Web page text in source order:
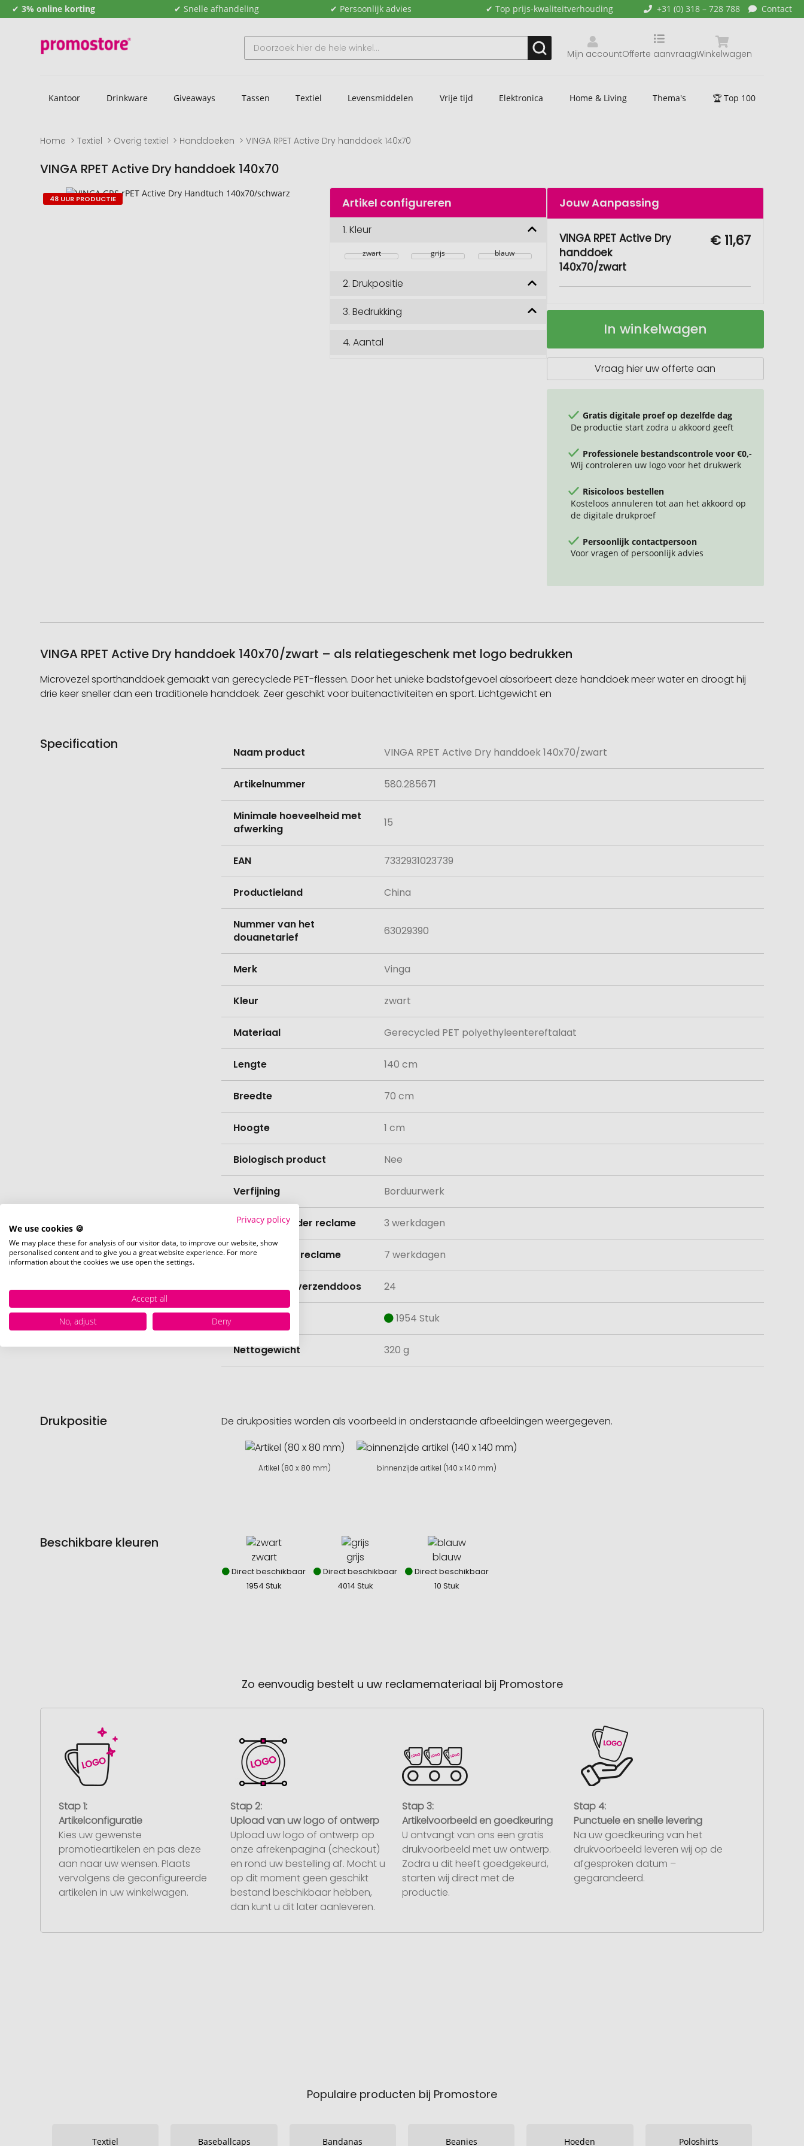
✔ 3% online korting ✔ Snelle afhandeling ✔ Persoonlijk advies ✔ Top prijs-kwaliteitverhouding +31 (0) 318 – 728 788 Contact
Mijn account Winkelwagen
Offerte aanvraag
Kantoor Drinkware Giveaways Tassen Textiel Levensmiddelen Vrije tijd Elektronica Home & Living Thema's 🏆 Top 100
Home Textiel Overig textiel Handdoeken VINGA RPET Active Dry handdoek 140x70
VINGA RPET Active Dry handdoek 140x70
Naar
het
Naar
het
48 UUR PRODUCTIE Artikel configureren
1.Kleur
zwart grijs blauw
2.Drukpositie
3.Bedrukking
4.Aantal
Jouw Aanpassing
VINGA RPET Active Dry
handdoek
140x70/zwart
€ 11,67
VINGA
Dry
Op
In winkelwagen
Vraag hier uw offerte aan
Gratis digitale proef op dezelfde dag
De productie start zodra u akkoord geeft
Professionele bestandscontrole voor €0,-
Wij controleren uw logo voor het drukwerk
Risicoloos bestellen
Kosteloos annuleren tot aan het akkoord op
de digitale drukproef
Persoonlijk contactpersoon
Voor vragen of persoonlijk advies
VINGA RPET Active Dry handdoek 140x70/zwart – als relatiegeschenk met logo bedrukken
Microvezel sporthanddoek gemaakt van gerecyclede PET-flessen. Door het unieke badstofgevoel absorbeert deze handdoek meer water en droogt hij
drie keer sneller dan een traditionele handdoek. Zeer geschikt voor buitenactiviteiten en sport. Lichtgewicht en
Specification
informatie
Naam product VINGA RPET Active Dry handdoek 140x70/zwart
Artikelnummer 580.285671
Minimale hoeveelheid met
afwerking
15
EAN 7332931023739
Productieland China
Nummer van het
douanetarief
63029390
Merk Vinga
Kleur zwart
Materiaal Gerecycled PET polyethyleentereftalaat
Lengte 140 cm
Breedte 70 cm
Hoogte 1 cm
Biologisch product Nee
Verfijning Borduurwerk
Levertijd zonder reclame 3 werkdagen
Levertijd met reclame 7 werkdagen
Hoeveelheid verzenddoos 24
1954 Stuk
Nettogewicht 320 g
Drukpositie De drukposities worden als voorbeeld in onderstaande afbeeldingen weergegeven.
Artikel (80 x 80 mm) binnenzijde artikel (140 x 140 mm)
Beschikbare kleuren
zwart
Direct beschikbaar
1954 Stuk
grijs
Direct beschikbaar
4014 Stuk
blauw
Direct beschikbaar
10 Stuk
Zo eenvoudig bestelt u uw reclamemateriaal bij Promostore
Stap 1:
Artikelconfiguratie
Kies uw gewenste
promotieartikelen en pas deze
aan naar uw wensen. Plaats
vervolgens de geconfigureerde
artikelen in uw winkelwagen.
Stap 2:
Upload van uw logo of ontwerp
Upload uw logo of ontwerp op
onze afrekenpagina (checkout)
en rond uw bestelling af. Mocht u
op dit moment geen geschikt
bestand beschikbaar hebben,
dan kunt u dit later aanleveren.
Stap 3:
Artikelvoorbeeld en goedkeuring
U ontvangt van ons een gratis
drukvoorbeeld met uw ontwerp.
Zodra u dit heeft goedgekeurd,
starten wij direct met de
productie.
Stap 4:
Punctuele en snelle levering
Na uw goedkeuring van het
drukvoorbeeld leveren wij op de
afgesproken datum –
gegarandeerd.
Populaire producten bij Promostore
Textiel Baseballcaps Bandanas Beanies Hoeden Poloshirts
Privacy policy
We use cookies 🍪
We may place these for analysis of our visitor data, to improve our website, show
personalised content and to give you a great website experience. For more
information about the cookies we use open the settings.
Accept all
No, adjust
Deny